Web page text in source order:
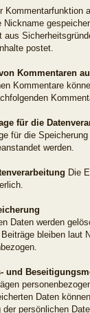
Kommentarfunktion
Nickname
aus
postet.
Kommentaren
Kommentare
für die
für die
werden.
Die
Daten werden
bleiben laut
und
Daten
der persönlichen